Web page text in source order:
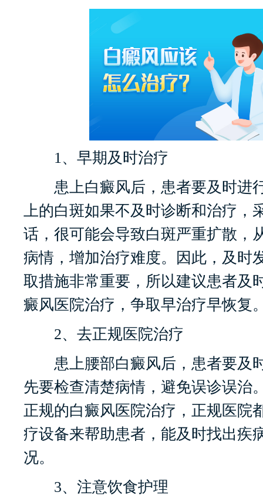
1、早期及时治疗
患上白癜风后，患者要及时进
上的白斑如果不及时诊断和治疗，
话，很可能会导致白斑严重扩散，
病情，增加治疗难度。因此，及时
取措施非常重要，所以建议患者及
癜风医院治疗，争取早治疗早恢复
2、去正规医院治疗
患上腰部白癜风后，患者要及
先要检查清楚病情，避免误诊误治
正规的白癜风医院治疗，正规医院
疗设备来帮助患者，能及时找出疾
况。
3、注意饮食护理